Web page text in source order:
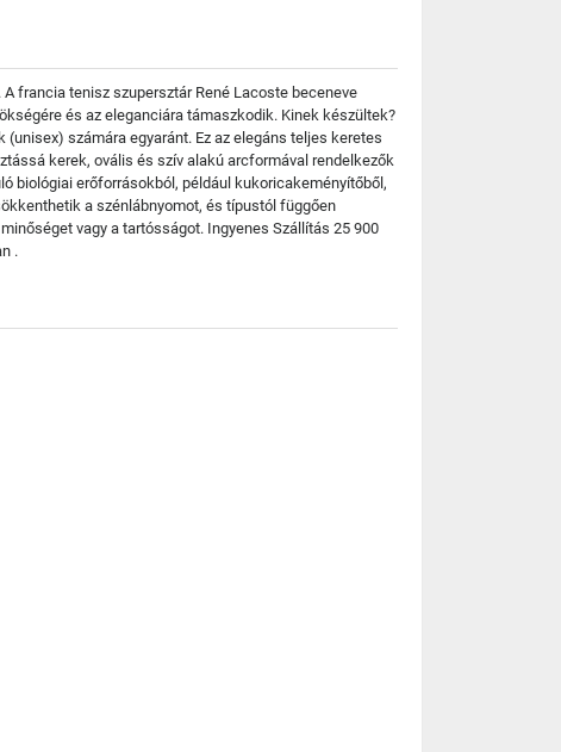
francia tenisz szupersztár René Lacoste beceneve
és az eleganciára támaszkodik. Kinek készültek?
számára egyaránt. Ez az elegáns teljes keretes
kerek, ovális és szív alakú arcformával rendelkezők
biológiai erőforrásokból, például kukoricakeményítőből,
a szénlábnyomot, és típustól függően
vagy a tartósságot. Ingyenes Szállítás 25 900
.